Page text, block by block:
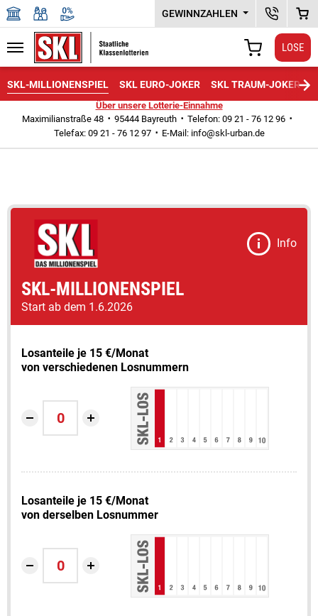
Über unsere Lotterie-Einnahme
Maximilianstraße 48
95444 Bayreuth
Telefon: 09 21 - 76 12 96
Telefax: 09 21 - 76 12 97
E-Mail: info@skl-urban.de
GEWINNZAHLEN
Navigation
LOSE
SKL-MILLIONENSPIEL SKL EURO-JOKER SKL TRAUM-JOKER
SKL-MILLIONENSPIEL
Start ab dem 1.6.2026
Info
Losanteile je 15 €/Monat
von verschiedenen Losnummern
Losanteile je 15 €/Monat
von derselben Losnummer